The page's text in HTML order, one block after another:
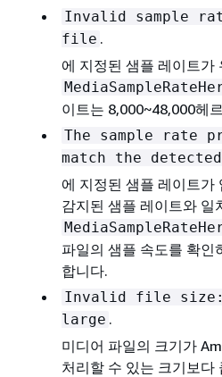
Invalid sample
file .
에 지정된 샘플 레이트가
이트는 8,000~48,000헤
The sample rate
match the
에 지정된 샘플 레이트가
감지된 샘플 레이트와 일
파일의 샘플 속도를 확인
합니다.
Invalid file
large .
미디어 파일의 크기가
처리할 수 있는 크기보다